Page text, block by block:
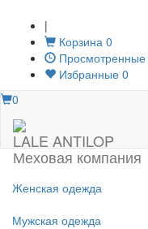
|
Корзина 0
Просмотренные
Избранные 0
0
LALE ANTILOP
Меховая компания
Женская одежда
Мужская одежда